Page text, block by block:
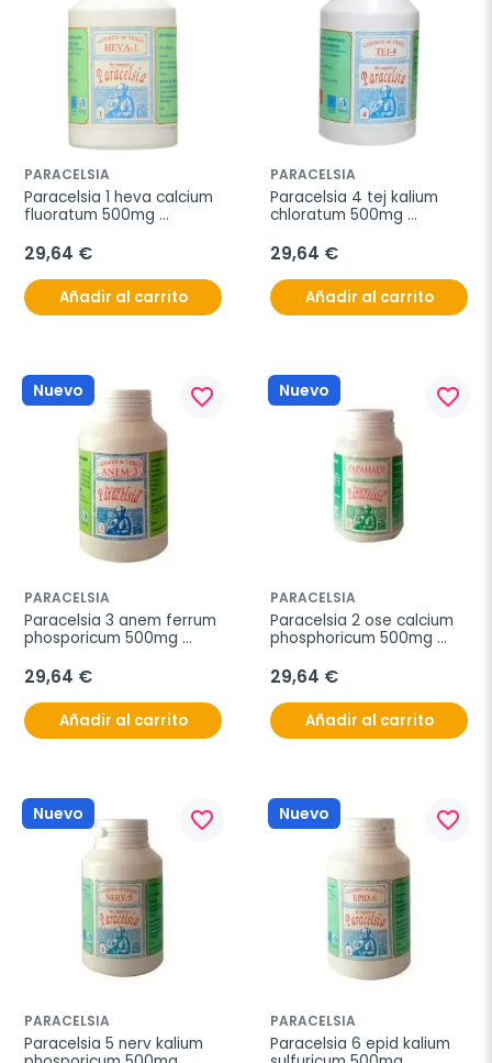
PARACELSIA
Paracelsia 1 heva calcium
fluoratum 500mg
29,64 €
Añadir al carrito
PARACELSIA
Paracelsia 4 tej kalium
chloratum 500mg
29,64 €
Añadir al carrito
Nuevo favorite_border
PARACELSIA
Paracelsia 3 anem ferrum
phosporicum 500mg
29,64 €
Añadir al carrito
Nuevo favorite_border
PARACELSIA
Paracelsia 2 ose calcium
phosphoricum 500mg
29,64 €
Añadir al carrito
Nuevo favorite_border
PARACELSIA
Paracelsia 5 nerv kalium
Nuevo favorite_border
PARACELSIA
Paracelsia 6 epid kalium